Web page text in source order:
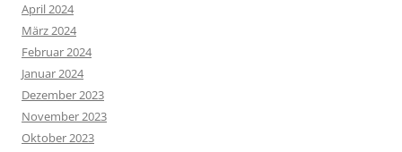
April 2024
März 2024
Februar 2024
Januar 2024
Dezember 2023
November 2023
Oktober 2023